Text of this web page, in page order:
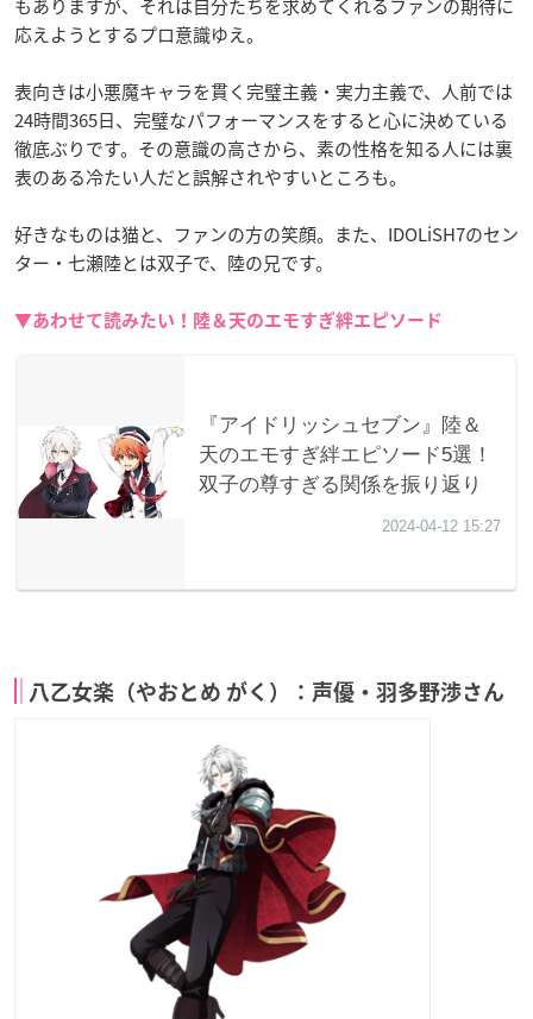
もありますが、それは自分たちを求めてくれるファンの期待に
応えようとするプロ意識ゆえ。
表向きは小悪魔キャラを貫く完璧主義・実力主義で、人前では
24時間365日、完璧なパフォーマンスをすると心に決めている
徹底ぶりです。その意識の高さから、素の性格を知る人には裏
表のある冷たい人だと誤解されやすいところも。
好きなものは猫と、ファンの方の笑顔。また、IDOLiSH7のセン
ター・七瀬陸とは双子で、陸の兄です。
▼あわせて読みたい！陸＆天のエモすぎ絆エピソード
八乙女楽（やおとめ がく）：声優・羽多野渉さん